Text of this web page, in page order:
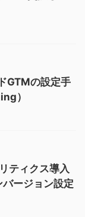
GTMの設定手
）
ティクス導入
ージョン設定